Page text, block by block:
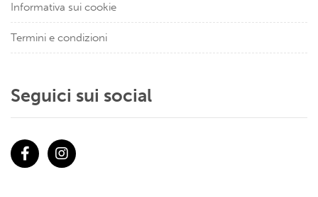
Informativa sui cookie
Termini e condizioni
Seguici sui social